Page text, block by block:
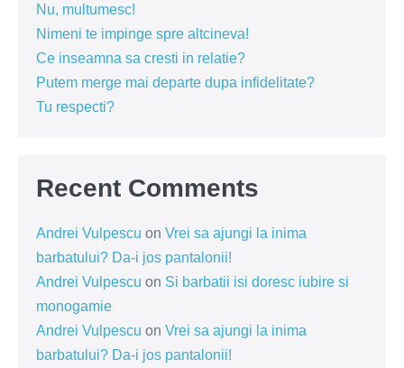
Nu, multumesc!
Nimeni te impinge spre altcineva!
Ce inseamna sa cresti in relatie?
Putem merge mai departe dupa infidelitate?
Tu respecti?
Recent Comments
Andrei Vulpescu on Vrei sa ajungi la inima
barbatului? Da-i jos pantalonii!
Andrei Vulpescu on Si barbatii isi doresc iubire si
monogamie
Andrei Vulpescu on Vrei sa ajungi la inima
barbatului? Da-i jos pantalonii!